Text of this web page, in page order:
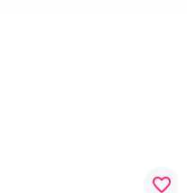
favorite_border